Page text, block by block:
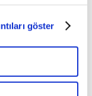
göster